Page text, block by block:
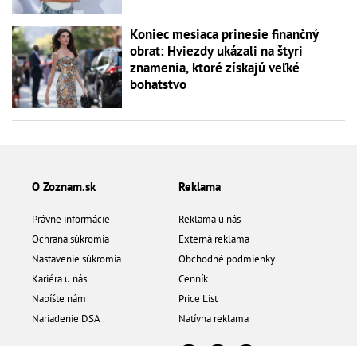
Koniec mesiaca prinesie finančný
obrat: Hviezdy ukázali na štyri
znamenia, ktoré získajú veľké
bohatstvo
O Zoznam.sk
Právne informácie
Ochrana súkromia
Nastavenie súkromia
Kariéra u nás
Napíšte nám
Nariadenie DSA
Reklama
Reklama u nás
Externá reklama
Obchodné podmienky
Cenník
Price List
Natívna reklama